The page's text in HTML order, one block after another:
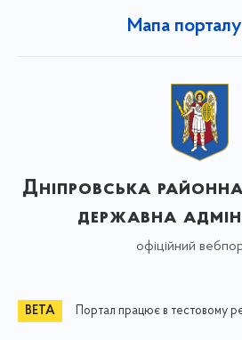
Мапа порталу
Дніпровська районна
державна
офіційний
Портал працює в тестовому